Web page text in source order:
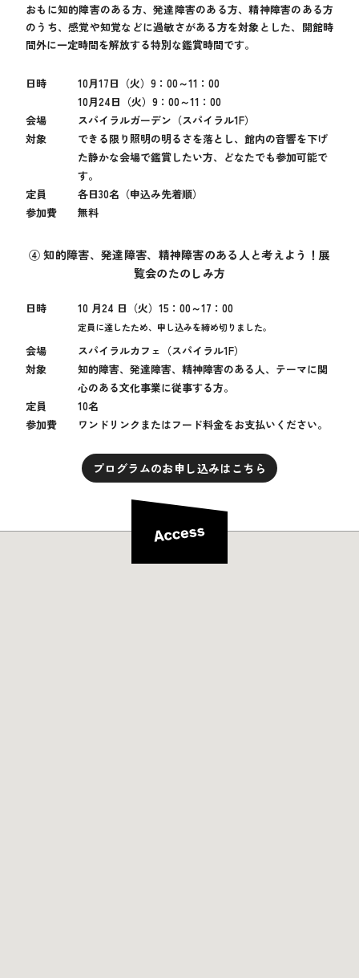
おもに知的障害のある方、発達障害のある方、精神障害のある方
のうち、感覚や知覚などに過敏さがある方を対象とした、開館時
間外に一定時間を解放する特別な鑑賞時間です。
日時
10月17日（火）9：00～11：00
10月24日（火）9：00～11：00
会場
スパイラルガーデン（スパイラル1F）
対象
できる限り照明の明るさを落とし、館内の音響を下げ
た静かな会場で鑑賞したい方、どなたでも参加可能で
す。
定員
各日30名（申込み先着順）
参加費
無料
④ 知的障害、発達障害、精神障害のある人と考えよう！展
覧会のたのしみ方
日時 10 月24 日（火）15：00～17：00
定員に達したため、申し込みを締め切りました。
会場
スパイラルカフェ（スパイラル1F）
対象
知的障害、発達障害、精神障害のある人、テーマに関
心のある文化事業に従事する方。
定員
10名
参加費
ワンドリンクまたはフード料金をお支払いください。
プログラムのお申し込みはこちら